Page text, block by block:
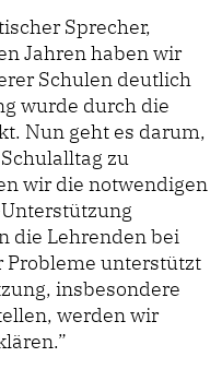
Sprecher,
Jahren haben wir
Schulen deutlich
wurde durch die
Nun geht es darum,
zu
wir die notwendigen
die Lehrenden bei
Probleme unterstützt
insbesondere
werden wir